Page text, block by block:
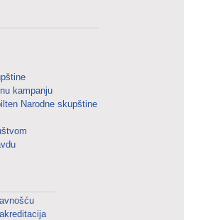
kampanju
Narodne skupštine